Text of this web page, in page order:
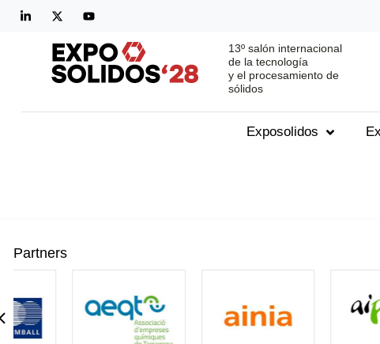
13º salón internacional
de la tecnología
y el procesamiento de
sólidos
Exposolidos
Partners